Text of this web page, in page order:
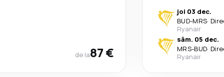
de la87 €
joi 03 dec.
BUD-MRS·
Ryanair
sâm. 05 dec.
MRS-BUD·
Ryanair